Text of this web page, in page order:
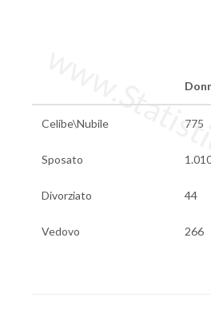
Celibe\Nubile 775
Sposato
Divorziato 44
Vedovo 266